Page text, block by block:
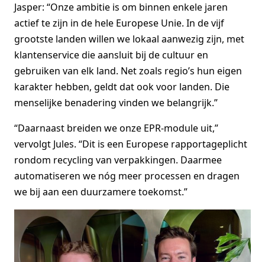
Jasper: “Onze ambitie is om binnen enkele jaren
actief te zijn in de hele Europese Unie. In de vijf
grootste landen willen we lokaal aanwezig zijn, met
klantenservice die aansluit bij de cultuur en
gebruiken van elk land. Net zoals regio’s hun eigen
karakter hebben, geldt dat ook voor landen. Die
menselijke benadering vinden we belangrijk.”
“Daarnaast breiden we onze EPR-module uit,”
vervolgt Jules. “Dit is een Europese rapportageplicht
rondom recycling van verpakkingen. Daarmee
automatiseren we nóg meer processen en dragen
we bij aan een duurzamere toekomst.”